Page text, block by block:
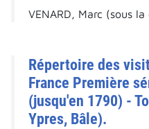
VENARD, Marc (sous
Répertoire des
France Première
(jusqu'en 1790) -
Ypres, Bâle).